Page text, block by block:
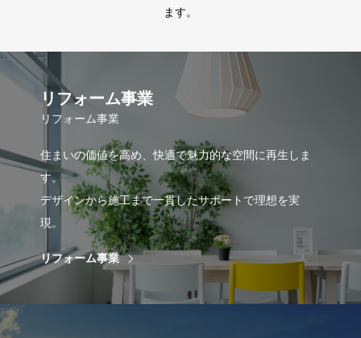
ます。
リフォーム事業
リフォーム事業
住まいの価値を高め、快適で魅力的な空間に再生しま
す。
デザインから施工まで一貫したサポートで理想を実
現。
リフォーム事業